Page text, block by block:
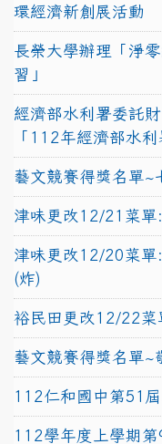
環經濟新創展活動
長榮大學辦理「淨
習」
經濟部水利署委託
「112年經濟部水
藝文競賽得獎名單~
津味更改12/21菜單
津味更改12/20菜單
(炸)
裕民田更改12/22菜
藝文競賽得獎名單~
112仁和國中第51
112學年度上學期